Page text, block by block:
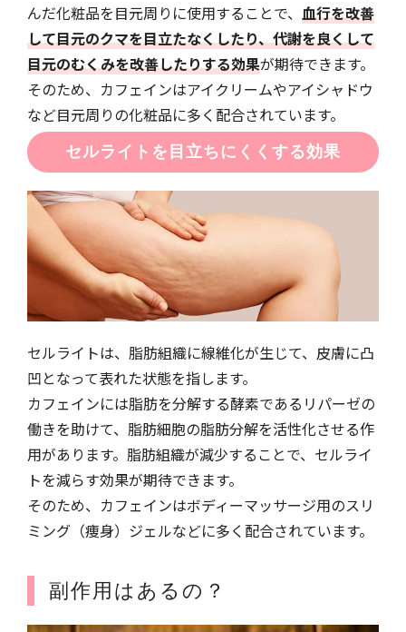
んだ化粧品を目元周りに使用することで、 血行を改善
して目元のクマを目立たなくしたり、代謝を良くして
目元のむくみを改善したりする効果が期待できます。
そのため、カフェインはアイクリームやアイシャドウ
など目元周りの化粧品に多く配合されています。
セルライトを目立ちにくくする効果
セルライトは、脂肪組織に線維化が生じて、皮膚に凸
凹となって表れた状態を指します。
カフェインには脂肪を分解する酵素であるリパーゼの
働きを助けて、脂肪細胞の脂肪分解を活性化させる作
用があります。脂肪組織が減少することで、セルライ
トを減らす効果が期待できます。
そのため、カフェインはボディーマッサージ用のスリ
ミング（痩身）ジェルなどに多く配合されています。
副作用はあるの？